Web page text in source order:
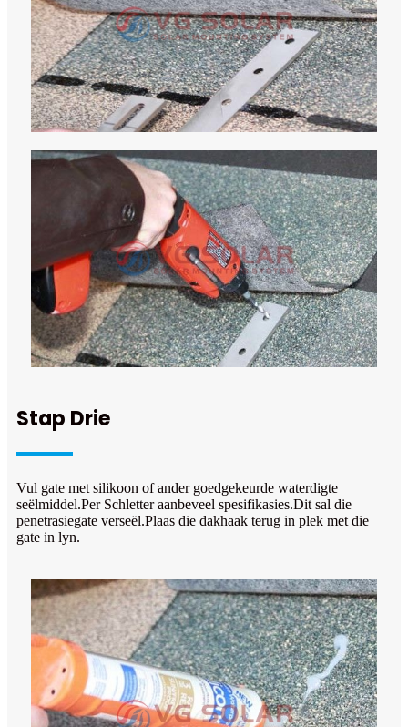
Stap Drie
Vul gate met silikoon of ander goedgekeurde waterdigte
seëlmiddel.Per Schletter aanbeveel spesifikasies.Dit sal die
penetrasiegate verseël.Plaas die dakhaak terug in plek met die
gate in lyn.